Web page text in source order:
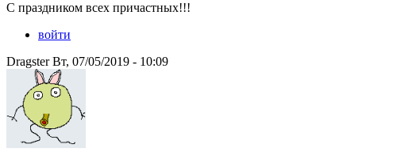
С праздником всех причастных!!!
войти
Dragster Вт, 07/05/2019 - 10:09